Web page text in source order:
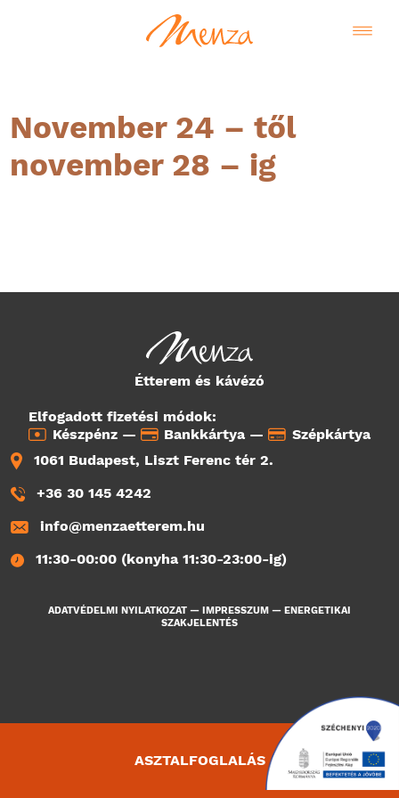
November 24 – től
november 28 – ig
Étterem és kávézó
Elfogadott fizetési módok:
Készpénz —
Bankkártya —
Szépkártya
1061 Budapest, Liszt Ferenc tér 2.
+36 30 145 4242
info@menzaetterem.hu
11:30-00:00 (konyha 11:30-23:00-ig)
ADATVÉDELMI NYILATKOZAT — IMPRESSZUM — ENERGETIKAI
SZAKJELENTÉS
ASZTALFOGLALÁS